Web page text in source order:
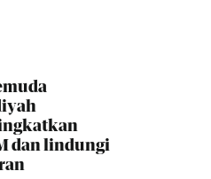
dan lindungi